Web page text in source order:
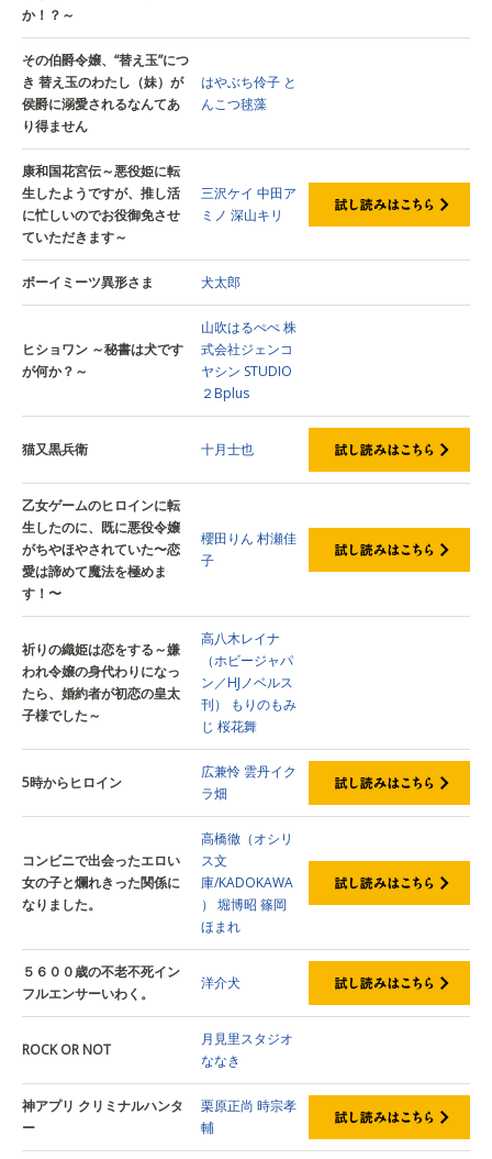
か！？～
その伯爵令嬢、“替え玉”につ
き 替え玉のわたし（妹）が
侯爵に溺愛されるなんてあ
り得ません
はやぶち伶子 と
んこつ毬藻
康和国花宮伝～悪役姫に転
生したようですが、推し活
に忙しいのでお役御免させ
ていただきます～
三沢ケイ 中田ア
ミノ 深山キリ
ボーイミーツ異形さま 犬太郎
ヒショワン ～秘書は犬です
が何か？～
山吹はるぺぺ株
式会社ジェンコ
ヤシン STUDIO
２Bplus
猫又黒兵衛 十月士也
乙女ゲームのヒロインに転
生したのに、既に悪役令嬢
がちやほやされていた〜恋
愛は諦めて魔法を極めま
す！〜
櫻田りん 村瀬佳
子
祈りの織姫は恋をする～嫌
われ令嬢の身代わりになっ
たら、婚約者が初恋の皇太
子様でした～
高八木レイナ
（ホビージャパ
ン／HJノベルス
刊）
もりのもみ
じ 桜花舞
5時からヒロイン
広兼怜 雲丹イク
ラ畑
コンビニで出会ったエロい
女の子と爛れきった関係に
なりました。
高橋徹（オシリ
ス文
庫/KADOKAWA
） 堀博昭 篠岡
ほまれ
５６００歳の不老不死イン
フルエンサーいわく。
洋介犬
ROCK OR NOT
月見里スタジオ
ななき
神アプリ クリミナルハンタ
ー
栗原正尚 時宗孝
輔